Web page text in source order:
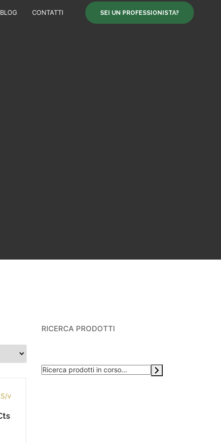
BLOG CONTATTI SEI UN PROFESSIONISTA?
RICERCA PRODOTTI